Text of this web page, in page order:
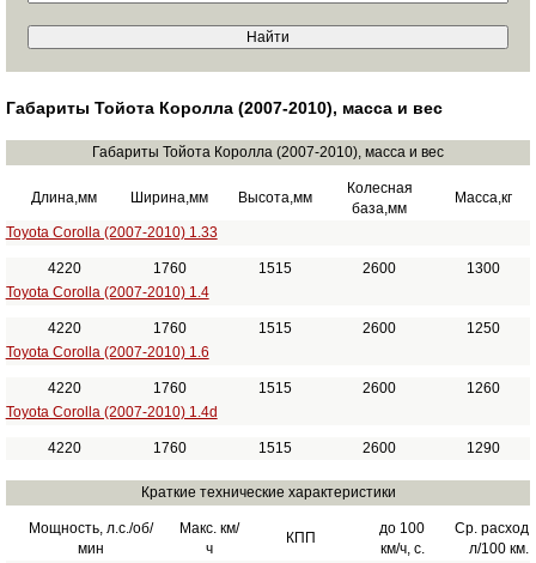
Габариты Тойота Королла (2007-2010), масса и вес
Габариты Тойота Королла (2007-2010), масса и вес
Длина,мм Ширина,мм Высота,мм
Колесная
база,мм
Масса,кг
Toyota Corolla (2007-2010) 1.33
4220 1760 1515 2600
1300
Toyota Corolla (2007-2010) 1.4
4220 1760 1515 2600
1250
Toyota Corolla (2007-2010) 1.6
4220 1760 1515 2600
1260
Toyota Corolla (2007-2010) 1.4d
4220 1760 1515 2600 1290
Краткие технические характеристики
Мощность, л.с./об/
мин
Макс. км/
ч
КПП
до 100
км/ч, с.
Ср. расход
л/100 км.